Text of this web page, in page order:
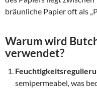
bräunliche Papier oft als
Warum wird
verwendet?
semipermeabel, was